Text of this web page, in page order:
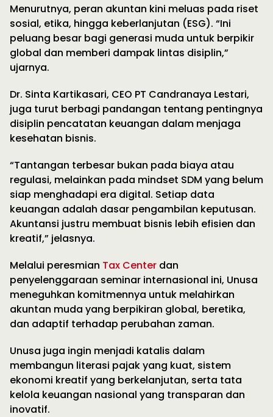
Menurutnya, peran akuntan kini meluas pada riset
sosial, etika, hingga keberlanjutan (ESG). “Ini
peluang besar bagi generasi muda untuk berpikir
global dan memberi dampak lintas disiplin,”
ujarnya.
Dr. Sinta Kartikasari, CEO PT Candranaya Lestari,
juga turut berbagi pandangan tentang pentingnya
disiplin pencatatan keuangan dalam menjaga
kesehatan bisnis.
“Tantangan terbesar bukan pada biaya atau
regulasi, melainkan pada mindset SDM yang belum
siap menghadapi era digital. Setiap data
keuangan adalah dasar pengambilan keputusan.
Akuntansi justru membuat bisnis lebih efisien dan
kreatif,” jelasnya.
Melalui peresmian Tax Center dan
penyelenggaraan seminar internasional ini, Unusa
meneguhkan komitmennya untuk melahirkan
akuntan muda yang berpikiran global, beretika,
dan adaptif terhadap perubahan zaman.
Unusa juga ingin menjadi katalis dalam
membangun literasi pajak yang kuat, sistem
ekonomi kreatif yang berkelanjutan, serta tata
kelola keuangan nasional yang transparan dan
inovatif.